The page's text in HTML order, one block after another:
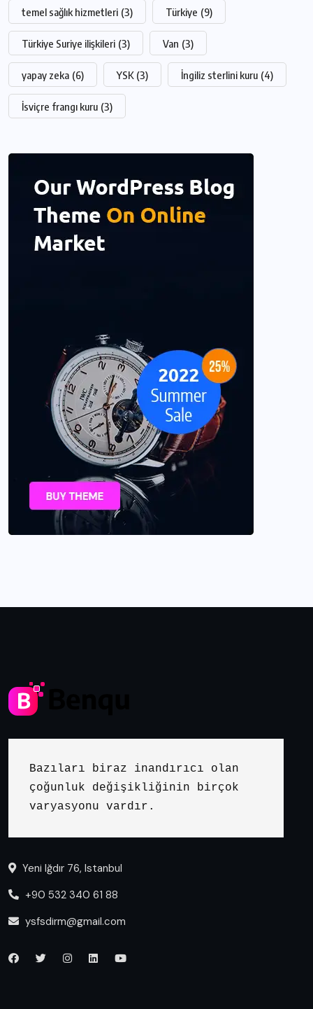
temel sağlık hizmetleri (3) Türkiye (9)
Türkiye Suriye ilişkileri (3) Van (3)
yapay zeka (6) YSK (3) İngiliz sterlini kuru (4)
İsviçre frangı kuru (3)
Bazıları biraz inandırıcı olan
çoğunluk değişikliğinin birçok
varyasyonu vardır.
Yeni Iğdır 76, Istanbul
+90 532 340 61 88
ysfsdirm@gmail.com